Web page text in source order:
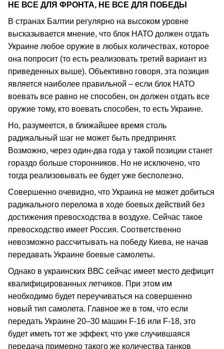
НЕ ВСЕ ДЛЯ ФРОНТА, НЕ ВСЕ ДЛЯ ПОБЕДЫ
В странах Балтии регулярно на высоком уровне
высказывается мнение, что блок НАТО должен отдать
Украине любое оружие в любых количествах, которое
она попросит (то есть реализовать третий вариант из
приведенных выше). Объективно говоря, эта позиция
является наиболее правильной – если блок НАТО
воевать все равно не способен, он должен отдать все
оружие тому, кто воевать способен, то есть Украине.
Но, разумеется, в ближайшее время столь
радикальный шаг не может быть предпринят.
Возможно, через один-два года у такой позиции станет
гораздо больше сторонников. Но не исключено, что
тогда реализовывать ее будет уже бесполезно.
Совершенно очевидно, что Украина не может добиться
радикального перелома в ходе боевых действий без
достижения превосходства в воздухе. Сейчас такое
превосходство имеет Россия. Соответственно
невозможно рассчитывать на победу Киева, не начав
передавать Украине боевые самолеты.
Однако в украинских ВВС сейчас имеет место дефицит
квалифицированных летчиков. При этом им
необходимо будет переучиваться на совершенно
новый тип самолета. Главное же в том, что если
передать Украине 20–30 машин F-16 или F-18, это
будет иметь тот же эффект, что уже случившаяся
передача примерно такого же количества танков